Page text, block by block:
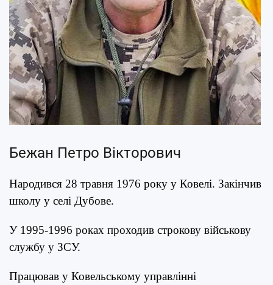
Бежан Петро Вікторович
Народився 28 травня 1976 року у Ковелі. Закінчив
школу у селі Дубове.
У 1995-1996 роках проходив строкову військову
службу у ЗСУ.
Працював у Ковельському управлінні